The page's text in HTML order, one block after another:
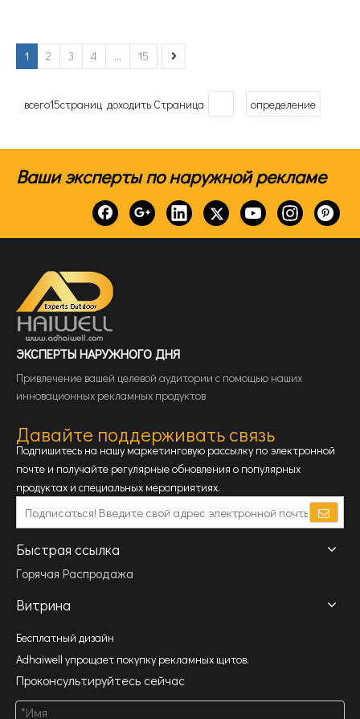
1 2 3 4 ... 15
всего15страниц доходить Страница определение
Ваши эксперты по наружной рекламе
ЭКСПЕРТЫ НАРУЖНОГО ДНЯ
Привлечение вашей целевой аудитории с помощью наших
инновационных рекламных продуктов
Давайте поддерживать связь
Подпишитесь на нашу маркетинговую рассылку по электронной
почте и получайте регулярные обновления о популярных
продуктах и ​​специальных мероприятиях.
Быстрая ссылка
Горячая Распродажа
Витрина
Бесплатный дизайн
Adhaiwell упрощает покупку рекламных щитов.
Проконсультируйтесь сейчас